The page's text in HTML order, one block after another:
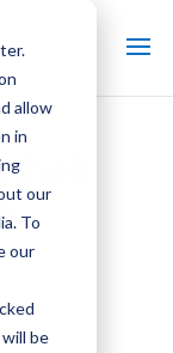
allow
in
our
To
our
be